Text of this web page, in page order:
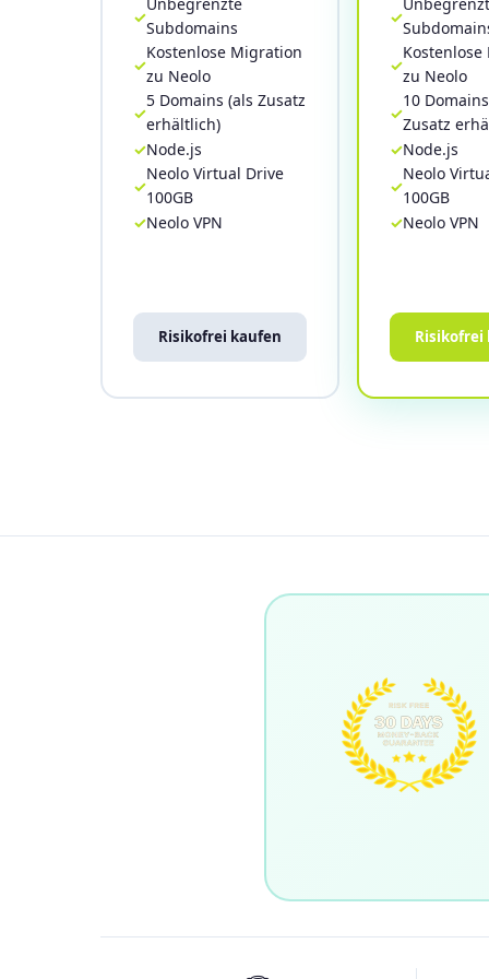
Subdomains
Kostenlose Migration
zu Neolo
5 Domains (als Zusatz
erhältlich)
Node.js
Neolo Virtual Drive
100GB
Neolo VPN
Risikofrei kaufen
zu Neolo
10
Zusatz
Node.js
Neolo
100GB
Neolo VPN
Risikofrei